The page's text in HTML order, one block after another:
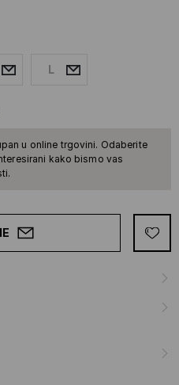
L
u online trgovini. Odaberite
kako bismo vas